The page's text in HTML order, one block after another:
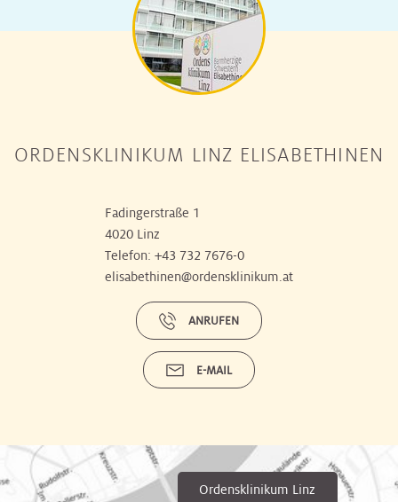
ORDENSKLINIKUM LINZ ELISABETHINEN
Fadingerstraße 1
4020 Linz
Telefon: +43 732 7676-0
elisabethinen@ordensklinikum.at
ANRUFEN
E-MAIL
Ordensklinikum Linz